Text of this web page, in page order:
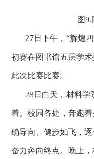
图9.
27日下午，“辉煌
初赛在图书馆五层学
此次比赛比赛。
28日白天，材料
着。校园各处，奔跑
确导向、健步如飞，
奋力奔向终点。晚上